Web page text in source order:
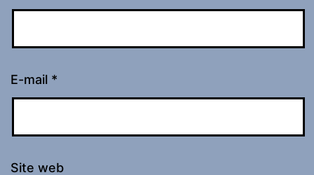
E-mail *
Site web